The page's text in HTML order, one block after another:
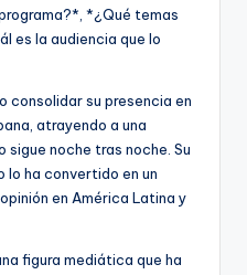
*¿Qué temas
es la audiencia que lo
consolidar su presencia en
atrayendo a una
sigue noche tras noche. Su
ha convertido en un
en América Latina y
figura mediática que ha